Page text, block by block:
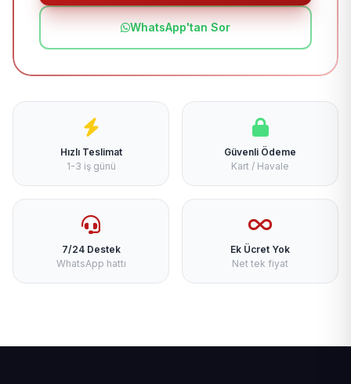
WhatsApp'tan Sor
Hızlı Teslimat
1-3 iş günü
Güvenli Ödeme
Kart / Havale
7/24 Destek
WhatsApp hattı
Ek Ücret Yok
Net tek fiyat